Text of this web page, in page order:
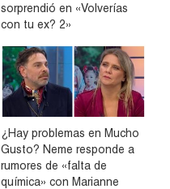
sorprendió en «Volverías
con tu ex? 2»
¿Hay problemas en Mucho
Gusto? Neme responde a
rumores de «falta de
química» con Marianne